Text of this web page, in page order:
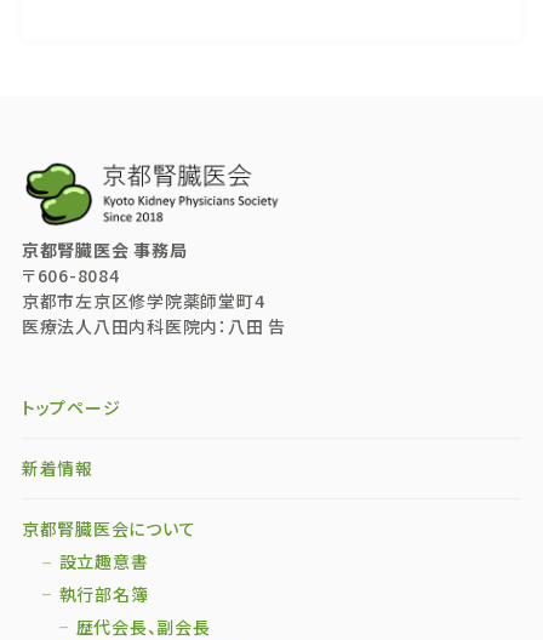
京都腎臓医会 事務局
〒606-8084
京都市左京区修学院薬師堂町4
医療法人八田内科医院内：八田 告
トップページ
新着情報
京都腎臓医会について
設立趣意書
執行部名簿
歴代会長、副会長